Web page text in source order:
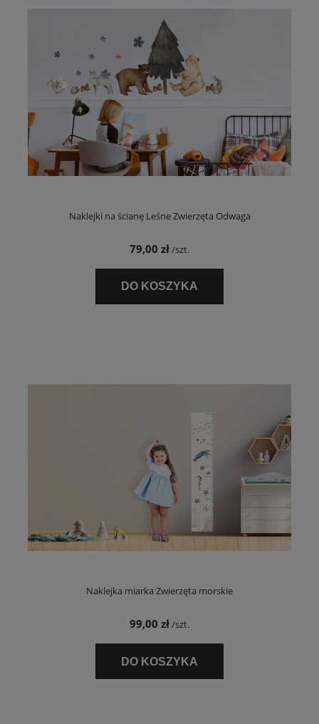
Naklejki na ścianę Leśne Zwierzęta Odwaga
79,00 zł/szt.
DO KOSZYKA
Naklejka miarka Zwierzęta morskie
99,00 zł/szt.
DO KOSZYKA